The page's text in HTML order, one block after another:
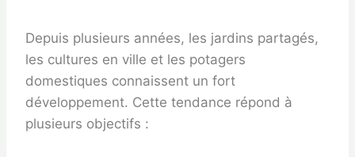
Depuis plusieurs années, les jardins partagés,
les cultures en ville et les potagers
domestiques connaissent un fort
développement. Cette tendance répond à
plusieurs objectifs :